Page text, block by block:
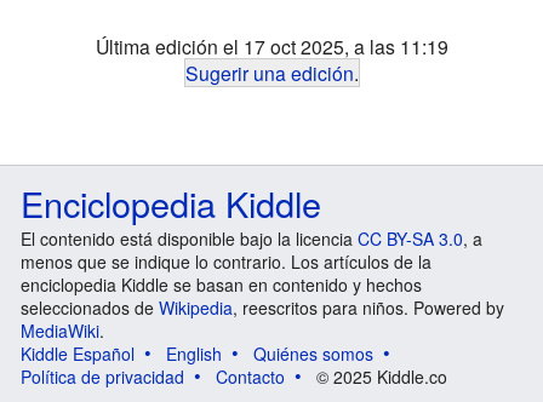
Última edición el 17 oct 2025, a las 11:19
Sugerir una edición.
Enciclopedia Kiddle
El contenido está disponible bajo la licencia CC BY-SA 3.0, a
menos que se indique lo contrario. Los artículos de la
enciclopedia Kiddle se basan en contenido y hechos
seleccionados de Wikipedia, reescritos para niños. Powered by
MediaWiki.
Kiddle Español
English
Quiénes somos
Política de privacidad
Contacto © 2025 Kiddle.co